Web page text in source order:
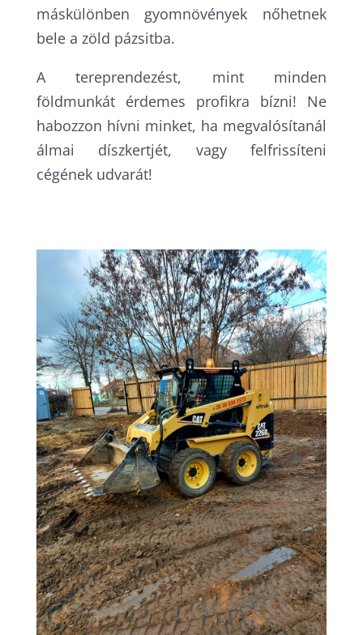
máskülönben gyomnövények nőhetnek
bele a zöld pázsitba.
A tereprendezést, mint minden
földmunkát érdemes profikra bízni! Ne
habozzon hívni minket, ha megvalósítanál
álmai díszkertjét, vagy felfrissíteni
cégének udvarát!